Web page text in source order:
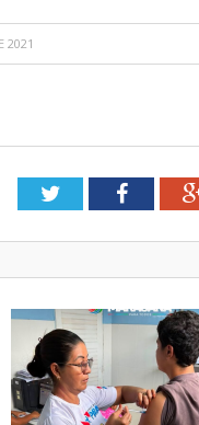
2021
Twitter